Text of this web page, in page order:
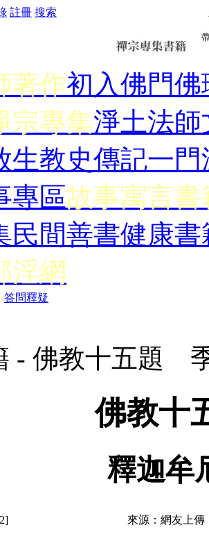
註冊 搜索
著作初入佛門佛
宗專集淨土法師
生教史傳記一門
專區故事寓言書
民間善書健康書
淫網
答問釋疑
- 佛教十五題
佛教十
釋迦牟
來源：網友上